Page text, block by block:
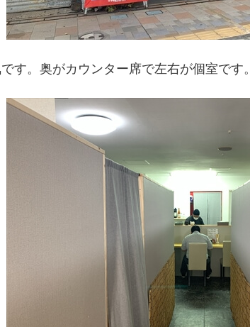
す。奥がカウンター席で左右が個室です。